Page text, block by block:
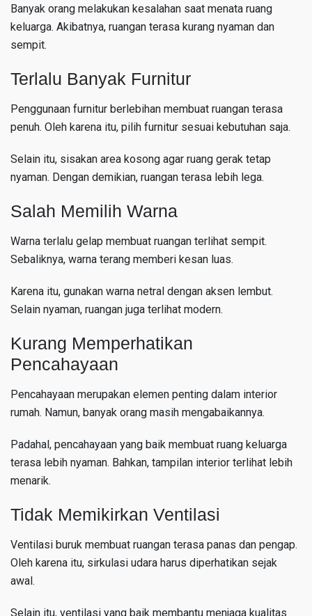
Banyak orang melakukan kesalahan saat menata ruang
keluarga. Akibatnya, ruangan terasa kurang nyaman dan
sempit.
Terlalu Banyak Furnitur
Penggunaan furnitur berlebihan membuat ruangan terasa
penuh. Oleh karena itu, pilih furnitur sesuai kebutuhan saja.
Selain itu, sisakan area kosong agar ruang gerak tetap
nyaman. Dengan demikian, ruangan terasa lebih lega.
Salah Memilih Warna
Warna terlalu gelap membuat ruangan terlihat sempit.
Sebaliknya, warna terang memberi kesan luas.
Karena itu, gunakan warna netral dengan aksen lembut.
Selain nyaman, ruangan juga terlihat modern.
Kurang Memperhatikan
Pencahayaan
Pencahayaan merupakan elemen penting dalam interior
rumah. Namun, banyak orang masih mengabaikannya.
Padahal, pencahayaan yang baik membuat ruang keluarga
terasa lebih nyaman. Bahkan, tampilan interior terlihat lebih
menarik.
Tidak Memikirkan Ventilasi
Ventilasi buruk membuat ruangan terasa panas dan pengap.
Oleh karena itu, sirkulasi udara harus diperhatikan sejak
awal.
Selain itu, ventilasi yang baik membantu menjaga kualitas